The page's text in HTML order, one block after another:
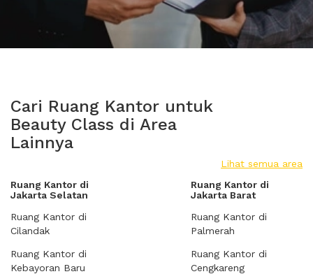
Cari Ruang Kantor untuk
Beauty Class di Area
Lainnya
Lihat semua area
Ruang Kantor di
Jakarta Selatan
Ruang Kantor di
Cilandak
Ruang Kantor di
Kebayoran Baru
Ruang Kantor di
Jakarta Barat
Ruang Kantor di
Palmerah
Ruang Kantor di
Cengkareng